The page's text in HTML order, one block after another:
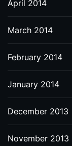
April 2014
March 2014
February 2014
January 2014
December 2013
November 2013